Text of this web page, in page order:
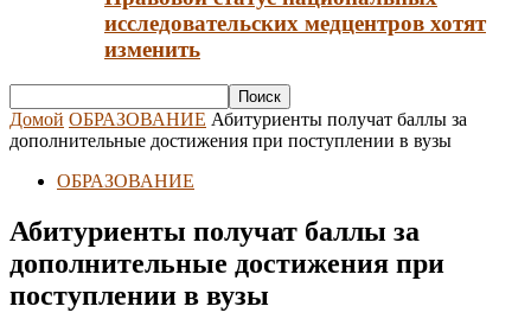
исследовательских медцентров хотят
изменить
Домой ОБРАЗОВАНИЕ Абитуриенты получат баллы за
дополнительные достижения при поступлении в вузы
ОБРАЗОВАНИЕ
Абитуриенты получат баллы за
дополнительные достижения при
поступлении в вузы